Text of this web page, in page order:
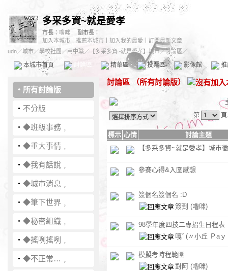
多采多資~就是愛孝
市長： 嚕咪
副市長：
加入本城市
推薦本城市 加入我的最愛
訂閱最新文章
udn／城市／學校社團 ／高中職／ 【多采多資~就是愛孝】城市／討論區／
本城市首頁 討論區 精華區 投票區 影像館
‧ 所有討論版
‧ 不分版
‧ ◆班級事務﹐
‧ ◆重大事情﹐
‧ ◆我有話說﹐
‧ ◆城市消息﹐
‧ ◆筆下世界﹐
‧ ◆秘密組織﹐
‧ ◆搖咧搖咧﹐
‧ ◆不正常…﹐
討論區 （所有討論版）
第
標示 心情
討論主題
【多采多資~就是愛孝】城市
參賽心得&入圍感想
簽個名簽個名 :D
簽到 (嚕咪)
98學年度四技二專招生日程表
嘎ˇ (〃小丘 Ｐaｙ
模擬考時程範圍
對阿 (嚕咪)